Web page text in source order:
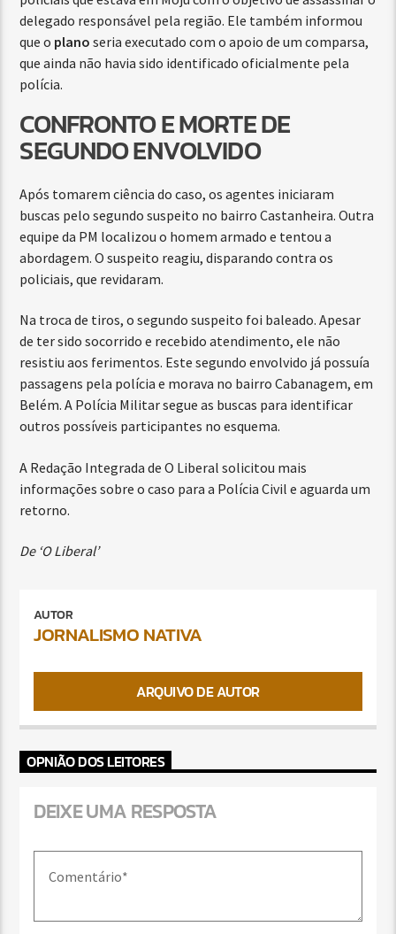
delegado responsável pela região. Ele também informou
que o plano seria executado com o apoio de um comparsa,
que ainda não havia sido identificado oficialmente pela
polícia.
CONFRONTO E MORTE DE
SEGUNDO ENVOLVIDO
Após tomarem ciência do caso, os agentes iniciaram
buscas pelo segundo suspeito no bairro Castanheira. Outra
equipe da PM localizou o homem armado e tentou a
abordagem. O suspeito reagiu, disparando contra os
policiais, que revidaram.
Na troca de tiros, o segundo suspeito foi baleado. Apesar
de ter sido socorrido e recebido atendimento, ele não
resistiu aos ferimentos. Este segundo envolvido já possuía
passagens pela polícia e morava no bairro Cabanagem, em
Belém. A Polícia Militar segue as buscas para identificar
outros possíveis participantes no esquema.
A Redação Integrada de O Liberal solicitou mais
informações sobre o caso para a Polícia Civil e aguarda um
retorno.
De ‘O Liberal’
AUTOR
JORNALISMO NATIVA
ARQUIVO DE AUTOR
OPNIÃO DOS LEITORES
DEIXE UMA RESPOSTA